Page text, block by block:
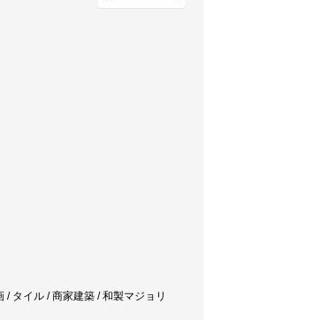
タイル / 商家建築 / 和製マジョリ